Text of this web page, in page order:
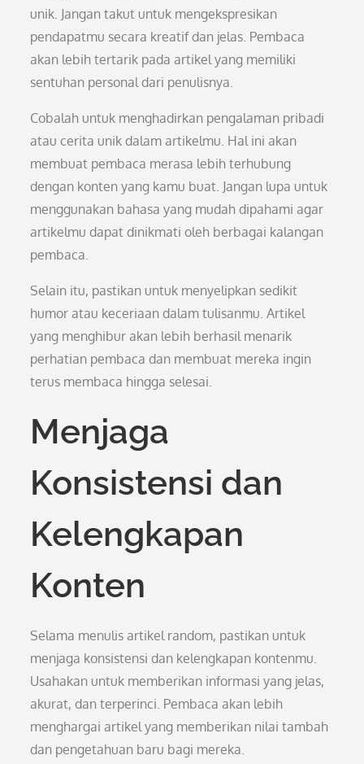
unik. Jangan takut untuk mengekspresikan
pendapatmu secara kreatif dan jelas. Pembaca
akan lebih tertarik pada artikel yang memiliki
sentuhan personal dari penulisnya.
Cobalah untuk menghadirkan pengalaman pribadi
atau cerita unik dalam artikelmu. Hal ini akan
membuat pembaca merasa lebih terhubung
dengan konten yang kamu buat. Jangan lupa untuk
menggunakan bahasa yang mudah dipahami agar
artikelmu dapat dinikmati oleh berbagai kalangan
pembaca.
Selain itu, pastikan untuk menyelipkan sedikit
humor atau keceriaan dalam tulisanmu. Artikel
yang menghibur akan lebih berhasil menarik
perhatian pembaca dan membuat mereka ingin
terus membaca hingga selesai.
Menjaga
Konsistensi dan
Kelengkapan
Konten
Selama menulis artikel random, pastikan untuk
menjaga konsistensi dan kelengkapan kontenmu.
Usahakan untuk memberikan informasi yang jelas,
akurat, dan terperinci. Pembaca akan lebih
menghargai artikel yang memberikan nilai tambah
dan pengetahuan baru bagi mereka.